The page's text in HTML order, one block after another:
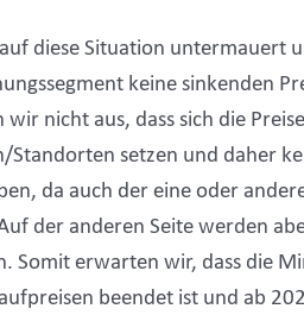
diese Situation untermauert
keine sinkenden
wir nicht aus, dass sich die
Standorten setzen und daher
da auch der eine oder
der anderen Seite werden
Somit erwarten wir, dass die
beendet ist und ab